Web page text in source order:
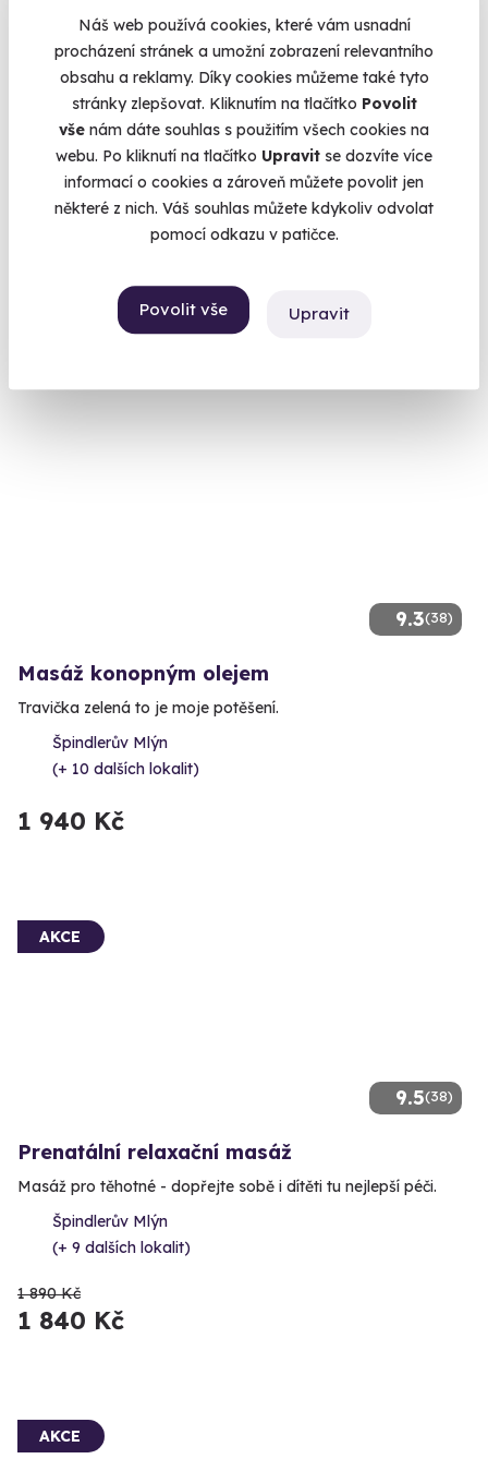
Náš web používá cookies, které vám usnadní
procházení stránek a umožní zobrazení relevantního
obsahu a reklamy. Díky cookies můžeme také tyto
stránky zlepšovat. Kliknutím na tlačítko Povolit
vše nám dáte souhlas s použitím všech cookies na
webu. Po kliknutí na tlačítko Upravit se dozvíte více
informací o cookies a zároveň můžete povolit jen
některé z nich. Váš souhlas můžete kdykoliv odvolat
pomocí odkazu v patičce.
Povolit vše Upravit
9.5(13)
Masáž medem
Zažijte výjimečné účinky medu na vlastní kůži.
(+ 10 dalších lokalit)
9.3(38)
Masáž konopným olejem
Travička zelená to je moje potěšení.
Špindlerův Mlýn
(+ 10 dalších lokalit)
1 940 Kč
9.5(38)
AKCE
Prenatální relaxační masáž
Masáž pro těhotné - dopřejte sobě i dítěti tu nejlepší péči.
Špindlerův Mlýn
(+ 9 dalších lokalit)
1 890 Kč
1 840 Kč
AKCE